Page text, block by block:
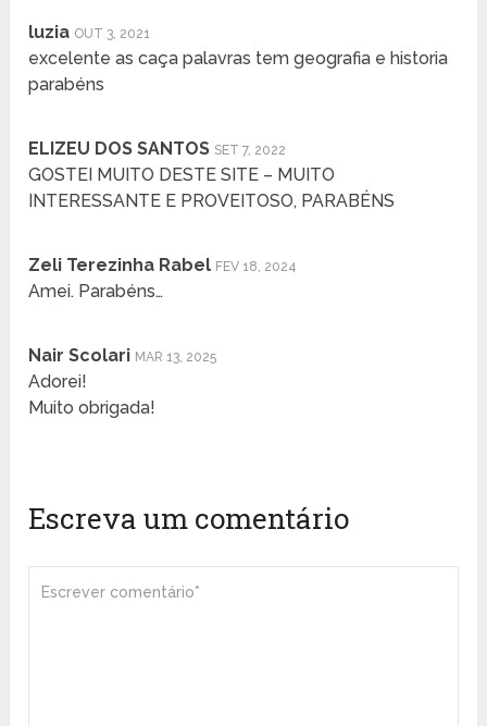
luzia OUT 3, 2021
excelente as caça palavras tem geografia e historia
parabéns
ELIZEU DOS SANTOS SET 7, 2022
GOSTEI MUITO DESTE SITE – MUITO
INTERESSANTE E PROVEITOSO, PARABÉNS
Zeli Terezinha Rabel FEV 18, 2024
Amei. Parabéns…
Nair Scolari MAR 13, 2025
Adorei!
Muito obrigada!
Escreva um comentário